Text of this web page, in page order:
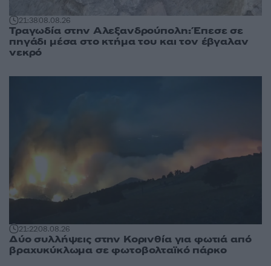
21:3808.08.26
Τραγωδία στην Αλεξανδρούπολη: Έπεσε σε
πηγάδι μέσα στο κτήμα του και τον έβγαλαν
νεκρό
21:2208.08.26
Δύο συλλήψεις στην Κορινθία για φωτιά από
βραχυκύκλωμα σε φωτοβολταϊκό πάρκο